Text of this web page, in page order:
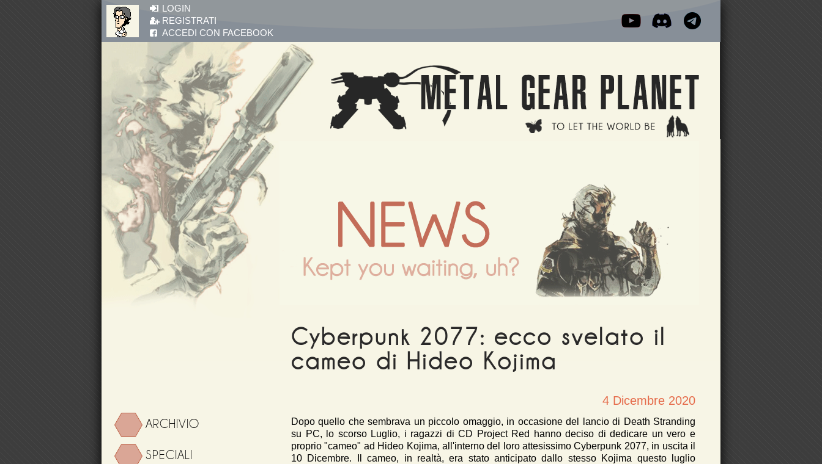
Salta al contenuto principale
LOGIN
REGISTRATI
ACCEDI CON FACEBOOK
Cyberpunk 2077: ecco svelato il
cameo di Hideo Kojima
ARCHIVIO
SPECIALI
4 Dicembre 2020
Dopo quello che sembrava un piccolo omaggio, in occasione del lancio di Death Stranding
su PC, lo scorso Luglio, i ragazzi di CD Project Red hanno deciso di dedicare un vero e
proprio "cameo" ad Hideo Kojima, all'interno del loro attesissimo Cyberpunk 2077, in uscita il
10 Dicembre. Il cameo, in realtà, era stato anticipato dallo stesso Kojima questo luglio